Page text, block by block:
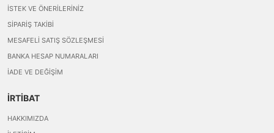
İSTEK VE ÖNERILERINIZ
SIPARIŞ TAKIBI
MESAFELI SATIŞ SÖZLEŞMESI
BANKA HESAP NUMARALARI
İADE VE DEĞIŞIM
İRTİBAT
HAKKIMIZDA